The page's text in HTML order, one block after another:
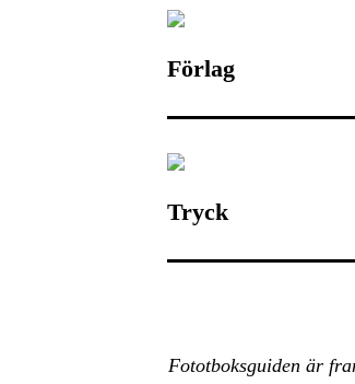
Förlag
Tryck
Fototboksguiden är